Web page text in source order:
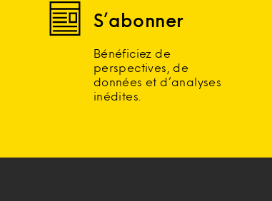
S’abonner
Bénéficiez de
perspectives, de
données et d’analyses
inédites.